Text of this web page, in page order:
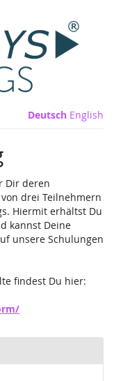
Deutsch English
Dir deren
drei Teilnehmern
Hiermit erhältst Du
kannst Deine
unsere Schulungen
findest Du hier: